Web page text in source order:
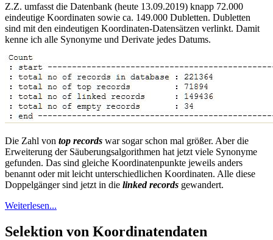
Z.Z. umfasst die Datenbank (heute 13.09.2019) knapp 72.000
eindeutige Koordinaten sowie ca. 149.000 Dubletten. Dubletten
sind mit den eindeutigen Koordinaten-Datensätzen verlinkt. Damit
kenne ich alle Synonyme und Derivate jedes Datums.
Die Zahl von top records war sogar schon mal größer. Aber die
Erweiterung der Säuberungsalgorithmen hat jetzt viele Synonyme
gefunden. Das sind gleiche Koordinatenpunkte jeweils anders
benannt oder mit leicht unterschiedlichen Koordinaten. Alle diese
Doppelgänger sind jetzt in die linked records gewandert.
Weiterlesen...
Selektion von Koordinatendaten